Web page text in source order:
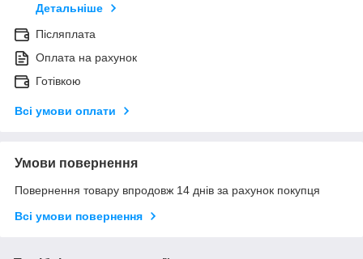
Детальніше
Післяплата
Оплата на рахунок
Готівкою
Всі умови оплати
Умови повернення
Повернення товару впродовж 14 днів за рахунок покупця
Всі умови повернення